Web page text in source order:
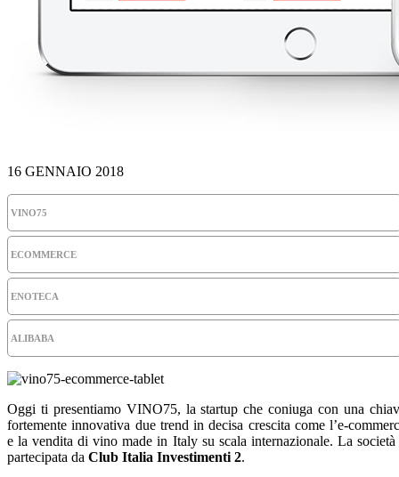
16 GENNAIO 2018
VINO75
ECOMMERCE
ENOTECA
ALIBABA
Oggi ti presentiamo VINO75, la startup che coniuga con una
fortemente innovativa due trend in decisa crescita come l’e-
e la vendita di vino made in Italy su scala internazionale. La società
partecipata da Club Italia Investimenti 2.